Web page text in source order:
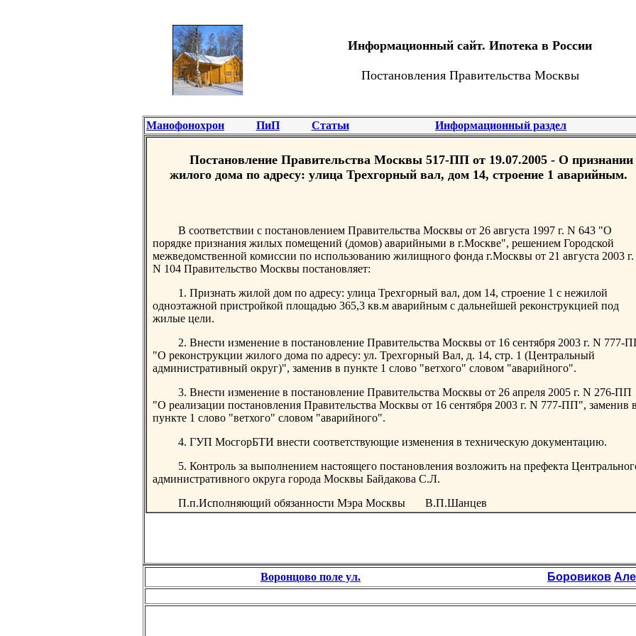
Информационный сайт. Ипотека в России
Постановления Правительства Москвы
Манофонохрон ПиП Статьи Информационный раздел
Постановление Правительства Москвы 517-ПП от 19.07.2005 - О признании
жилого дома по адресу: улица Трехгорный вал, дом 14, строение 1 аварийным.
В соответствии с постановлением Правительства Москвы от 26 августа 1997 г. N 643 "О
порядке признания жилых помещений (домов) аварийными в г.Москве", решением Городской
межведомственной комиссии по использованию жилищного фонда г.Москвы от 21 августа 2003 г.
N 104 Правительство Москвы постановляет:
1. Признать жилой дом по адресу: улица Трехгорный вал, дом 14, строение 1 с нежилой
одноэтажной пристройкой площадью 365,3 кв.м аварийным с дальнейшей реконструкцией под
жилые цели.
2. Внести изменение в постановление Правительства Москвы от 16 сентября 2003 г. N 777-
"О реконструкции жилого дома по адресу: ул. Трехгорный Вал, д. 14, стр. 1 (Центральный
административный округ)", заменив в пункте 1 слово "ветхого" словом "аварийного".
3. Внести изменение в постановление Правительства Москвы от 26 апреля 2005 г. N 276-ПП
"О реализации постановления Правительства Москвы от 16 сентября 2003 г. N 777-ПП", заменив в
пункте 1 слово "ветхого" словом "аварийного".
4. ГУП МосгорБТИ внести соответствующие изменения в техническую документацию.
5. Контроль за выполнением настоящего постановления возложить на префекта
административного округа города Москвы Байдакова С.Л.
П.п.Исполняющий обязанности Мэра Москвы В.П.Шанцев
Воронцово поле ул. Боровиков